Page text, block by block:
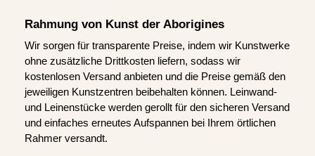
Rahmung von Kunst der Aborigines
Wir sorgen für transparente Preise, indem wir Kunstwerke
ohne zusätzliche Drittkosten liefern, sodass wir
kostenlosen Versand anbieten und die Preise gemäß den
jeweiligen Kunstzentren beibehalten können. Leinwand-
und Leinenstücke werden gerollt für den sicheren Versand
und einfaches erneutes Aufspannen bei Ihrem örtlichen
Rahmer versandt.